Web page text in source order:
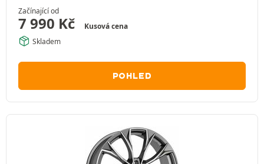
Začínající od
7 990 Kč
Kusová cena
Skladem
POHLED